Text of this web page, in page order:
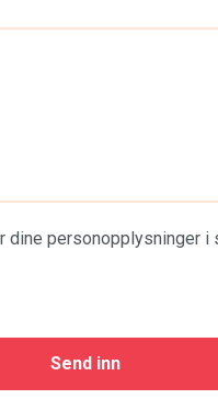
personopplysninger